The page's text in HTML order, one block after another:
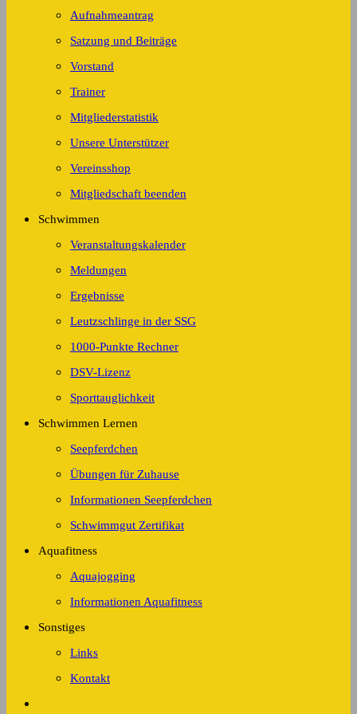
Aufnahmeantrag
Satzung und Beiträge
Vorstand
Trainer
Mitgliederstatistik
Unsere Unterstützer
Vereinsshop
Mitgliedschaft beenden
Schwimmen
Veranstaltungskalender
Meldungen
Ergebnisse
Leutzschlinge in der SSG
1000-Punkte Rechner
DSV-Lizenz
Sporttauglichkeit
Schwimmen Lernen
Seepferdchen
Übungen für Zuhause
Informationen Seepferdchen
Schwimmgut Zertifikat
Aquafitness
Aquajogging
Informationen Aquafitness
Sonstiges
Links
Kontakt